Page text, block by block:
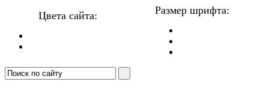
Цвета сайта: Размер шрифта: